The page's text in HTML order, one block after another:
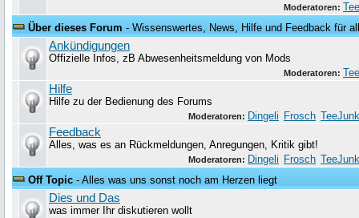
Moderatoren:
Über dieses Forum - Wissenswertes, News, Hilfe und Feedback für
Ankündigungen
Offizielle Infos, zB Abwesenheitsmeldung von Mods
Moderatoren:
Hilfe
Hilfe zu der Bedienung des Forums
Moderatoren: Dingeli Frosch
Feedback
Alles, was es an Rückmeldungen, Anregungen, Kritik gibt!
Moderatoren: Dingeli Frosch
Off Topic - Alles was uns sonst noch am Herzen liegt
Dies und Das
was immer Ihr diskutieren wollt